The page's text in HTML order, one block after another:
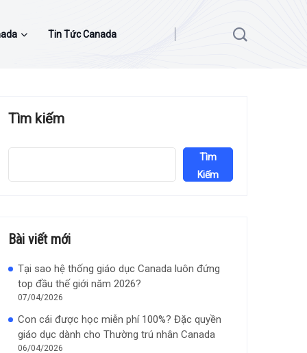
Tin Tức Canada
Tìm kiếm
Tìm
Kiếm
Bài viết mới
Tại sao hệ thống giáo dục Canada luôn đứng
top đầu thế giới năm 2026?
07/04/2026
Con cái được học miễn phí 100%? Đặc quyền
giáo dục dành cho Thường trú nhân Canada
06/04/2026